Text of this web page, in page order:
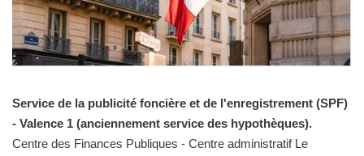
Service de la publicité foncière et de l'enregistrement (SPF)
- Valence 1 (anciennement service des hypothèques).
Centre des Finances Publiques - Centre administratif Le